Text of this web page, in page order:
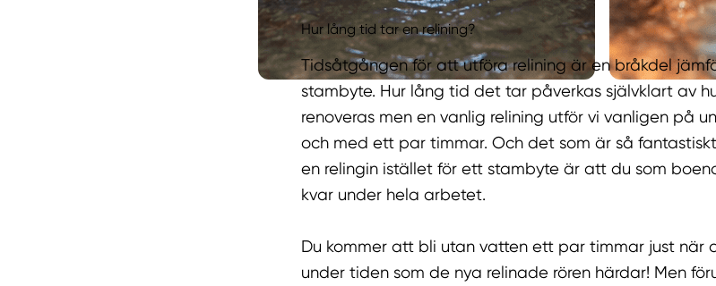
Hur lång tid tar en relining?
Tidsåtgången för att utföra relining är en bråkdel
stambyte. Hur lång tid det tar påverkas självklart av
renoveras men en vanlig relining utför vi vanligen på
och med ett par timmar. Och det som är så
en relingin istället för ett stambyte är att du som
kvar under hela arbetet.
Du kommer att bli utan vatten ett par timmar just när
under tiden som de nya relinade rören härdar! Men